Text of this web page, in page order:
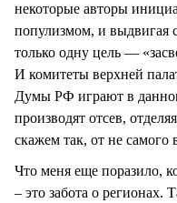
некоторые авторы
популизмом, и выдвигая
только одну цель —
И комитеты верхней
Думы РФ играют в
производят отсев,
скажем так, от не самого
Что меня еще поразило,
– это забота о регионах.